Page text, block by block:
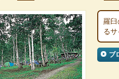
羅臼
る
ブ